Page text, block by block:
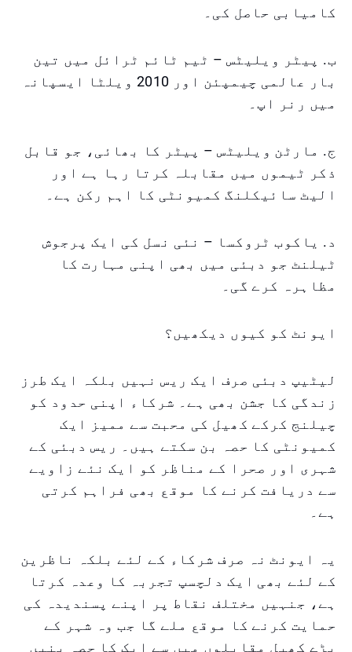
کامیابی حاصل کی۔
ب. پیٹر ویلیٹس – ٹیم ٹائم ٹرائل میں تین
بار عالمی چیمپئن اور 2010 ویلٹا ایسپانہ
میں رنر اپ۔
ج. مارٹن ویلیٹس – پیٹر کا بھائی، جو قابل
ذکر ٹیموں میں مقابلہ کرتا رہا ہے اور
الیٹ سائیکلنگ کمیونٹی کا اہم رکن ہے۔
د. یاکوب ٹروکسا – نئی نسل کی ایک پرجوش
ٹیلنٹ جو دبئی میں بھی اپنی مہارت کا
مظاہرہ کرے گی۔
ایونٹ کو کیوں دیکھیں؟
لیٹیپ دبئی صرف ایک ریس نہیں بلکہ ایک طرز
زندگی کا جشن بھی ہے۔ شرکاء اپنی حدود کو
چیلنج کرکے کھیل کی محبت سے ممیز ایک
کمیونٹی کا حصہ بن سکتے ہیں۔ ریس دبئی کے
شہری اور صحرا کے مناظر کو ایک نئے زاویے
سے دریافت کرنے کا موقع بھی فراہم کرتی
ہے۔
یہ ایونٹ نہ صرف شرکاء کے لئے بلکہ ناظرین
کے لئے بھی ایک دلچسپ تجربہ کا وعدہ کرتا
ہے، جنہیں مختلف نقاط پر اپنے پسندیدہ کی
حمایت کرنے کا موقع ملے گا جب وہ شہر کے
بڑے کھیل مقابلوں میں سے ایک کا حصہ بنیں